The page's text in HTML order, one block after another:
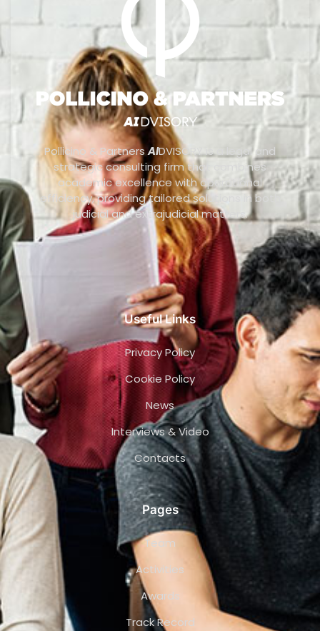
Pollicino & PartnersAIDVISORY is a legal and
strategic consulting firm that combines
academic excellence with operational
efficiency, providing tailored solutions in both
judicial and extrajudicial matters.
Useful Links
Privacy Policy
Cookie Policy
News
Interviews & Video
Contacts
Pages
Team
Activities
Awards
Track Record